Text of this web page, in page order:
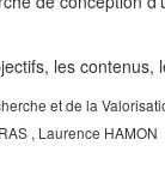
les contenus,
et de la
, Laurence HAMON